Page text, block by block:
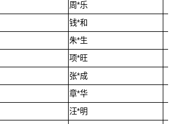
周*乐
钱*和
朱*生
项*旺
张*成
章*华
汪*明